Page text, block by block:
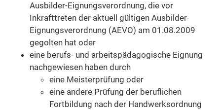
Ausbilder-Eignungsverordnung, die vor
Inkrafttreten der aktuell gültigen Ausbilder-
Eignungsverordnung (AEVO) am 01.08.2009
gegolten hat oder
eine berufs- und arbeitspädagogische Eignung
nachgewiesen haben durch
eine Meisterprüfung oder
eine andere Prüfung der beruflichen
Fortbildung nach der Handwerksordnung